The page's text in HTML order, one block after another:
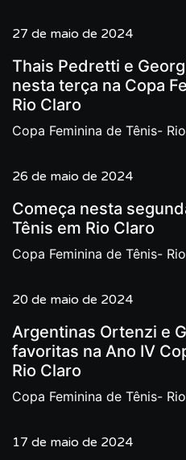
27 de maio de 2024
Thais Pedretti e
nesta terça na Copa
Rio Claro
Copa Feminina de Tênis-
26 de maio de 2024
Começa nesta
Tênis em Rio Claro
Copa Feminina de Tênis-
20 de maio de 2024
Argentinas Ortenzi e
favoritas na Ano IV
Rio Claro
Copa Feminina de Tênis-
17 de maio de 2024